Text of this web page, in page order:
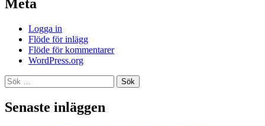
Meta
Logga in
Flöde för inlägg
Flöde för kommentarer
WordPress.org
Sök
efter:
Senaste inläggen